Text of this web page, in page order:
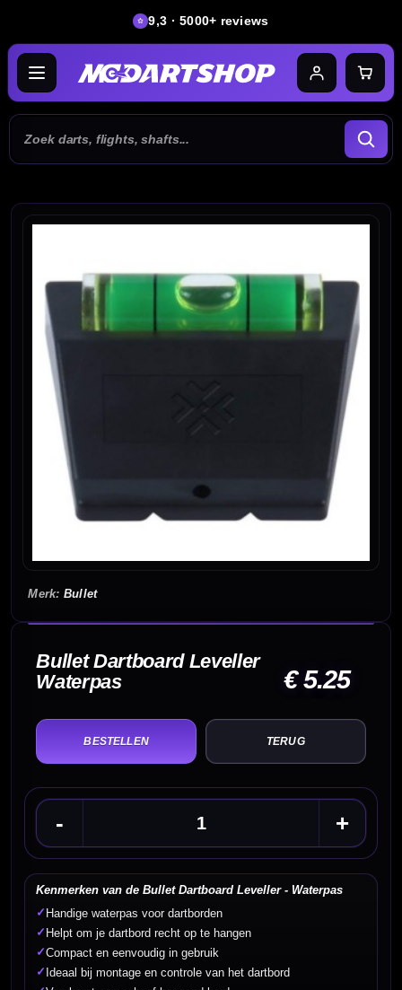
9,3 · 5000+ reviews
Bullet
Bullet Dartboard Leveller
Waterpas
€ 5.25
TERUG
Kenmerken van de Bullet Dartboard Leveller - Waterpas
✓ Handige waterpas voor dartborden
✓ Helpt om je dartbord recht op te hangen
✓Compact en eenvoudig in gebruik
✓ Ideaal bij montage en controle van het dartbord
- +